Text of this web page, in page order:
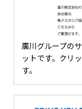
廣川グループの
ットです。クリ
す。